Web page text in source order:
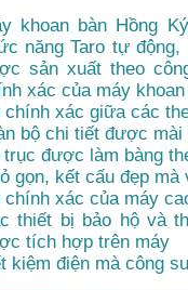
khoan bàn Hồng
năng Taro tự
sản xuất theo
xác của máy
xác giữa các
bộ chi tiết được
trục được làm bàng
gọn, kết cấu đẹp
xác của máy
thiết bị bảo hộ và
tích hợp trên máy
kiệm điện mà công